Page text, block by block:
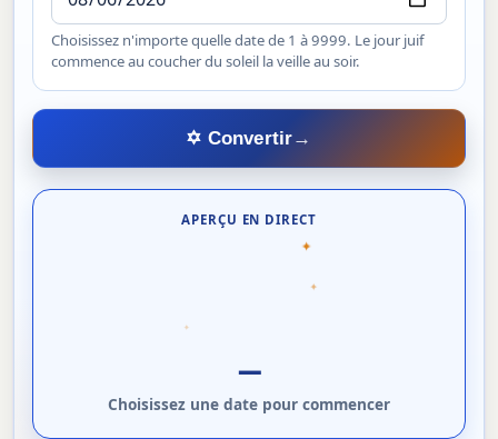
Choisissez n'importe quelle date de 1 à 9999. Le jour juif
commence au coucher du soleil la veille au soir.
✡ Convertir→
APERÇU EN DIRECT
✦
✦
✦
—
Choisissez une date pour commencer